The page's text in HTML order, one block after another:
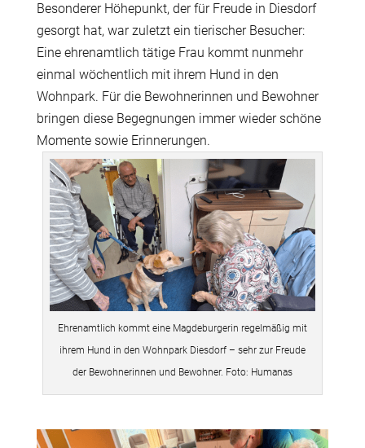
Besonderer Höhepunkt, der für Freude in Diesdorf
gesorgt hat, war zuletzt ein tierischer Besucher:
Eine ehrenamtlich tätige Frau kommt nunmehr
einmal wöchentlich mit ihrem Hund in den
Wohnpark. Für die Bewohnerinnen und Bewohner
bringen diese Begegnungen immer wieder schöne
Momente sowie Erinnerungen.
Ehrenamtlich kommt eine Magdeburgerin regelmäßig mit
ihrem Hund in den Wohnpark Diesdorf – sehr zur Freude
der Bewohnerinnen und Bewohner. Foto: Humanas